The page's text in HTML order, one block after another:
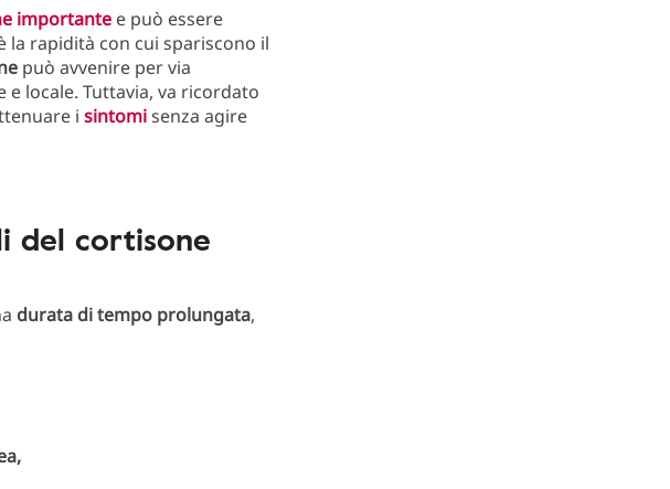
importante e può essere
la rapidità con cui spariscono il
può avvenire per via
locale. Tuttavia, va ricordato
i sintomisenza agire
del cortisone
durata di tempo prolungata,